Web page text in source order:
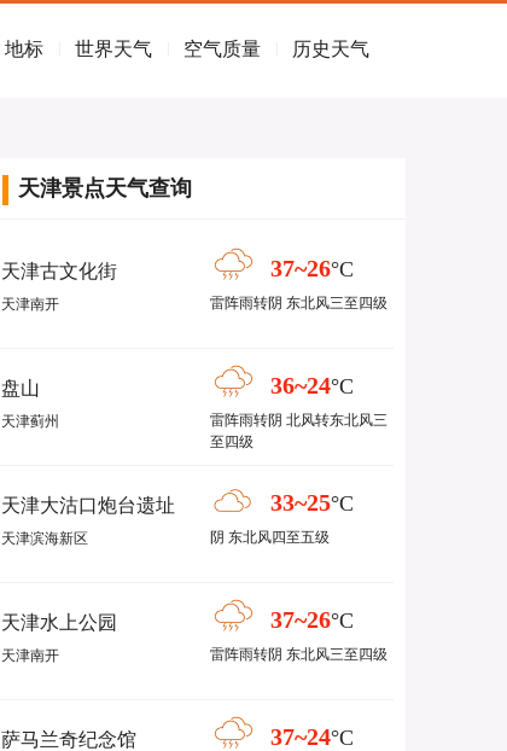
地标 世界天气 空气质量 历史天气
天津景点天气查询
天津古文化街
天津南开
37~26°C
雷阵雨转阴 东北风三至四级
盘山
天津蓟州
36~24°C
雷阵雨转阴 北风转东北风三
至四级
天津大沽口炮台遗址
天津滨海新区
33~25°C
阴 东北风四至五级
天津水上公园
天津南开
37~26°C
雷阵雨转阴 东北风三至四级
萨马兰奇纪念馆 37~24°C